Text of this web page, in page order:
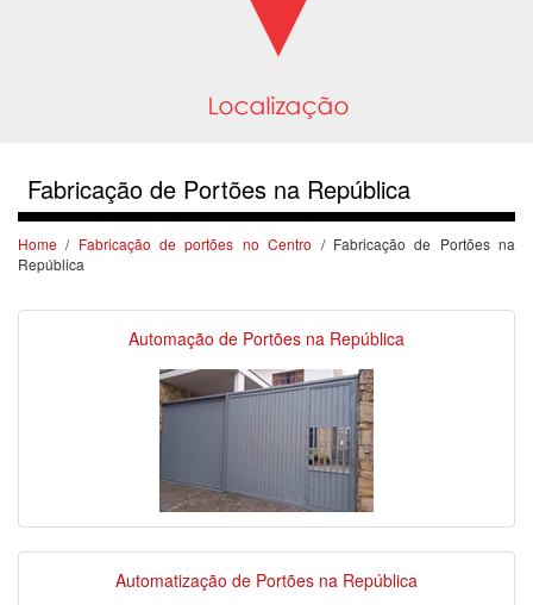
Fabricação de Portões na República
Home / Fabricação de portões no Centro / Fabricação de Portões na
República
Automação de Portões na República
Automatização de Portões na República